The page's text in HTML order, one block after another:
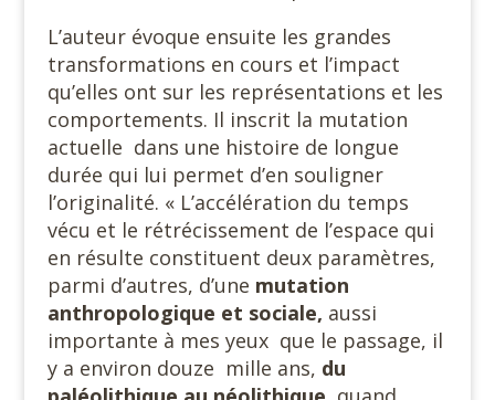
L’auteur évoque ensuite les grandes
transformations en cours et l’impact
qu’elles ont sur les représentations et les
comportements. Il inscrit la mutation
actuelle dans une histoire de longue
durée qui lui permet d’en souligner
l’originalité. « L’accélération du temps
vécu et le rétrécissement de l’espace qui
en résulte constituent deux paramètres,
parmi d’autres, d’une mutation
anthropologique et sociale, aussi
importante à mes yeux que le passage, il
y a environ douze mille ans, du